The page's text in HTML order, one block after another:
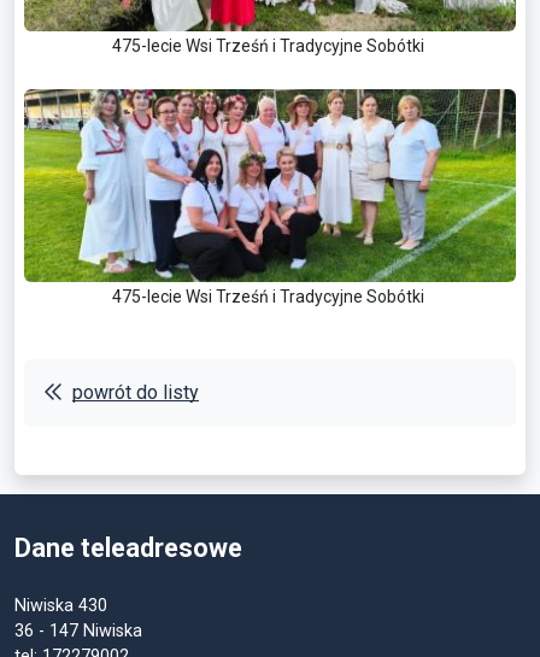
475-lecie Wsi Trześń i Tradycyjne Sobótki
475-lecie Wsi Trześń i Tradycyjne Sobótki
powrót do listy
Dane teleadresowe
Niwiska 430
36 - 147 Niwiska